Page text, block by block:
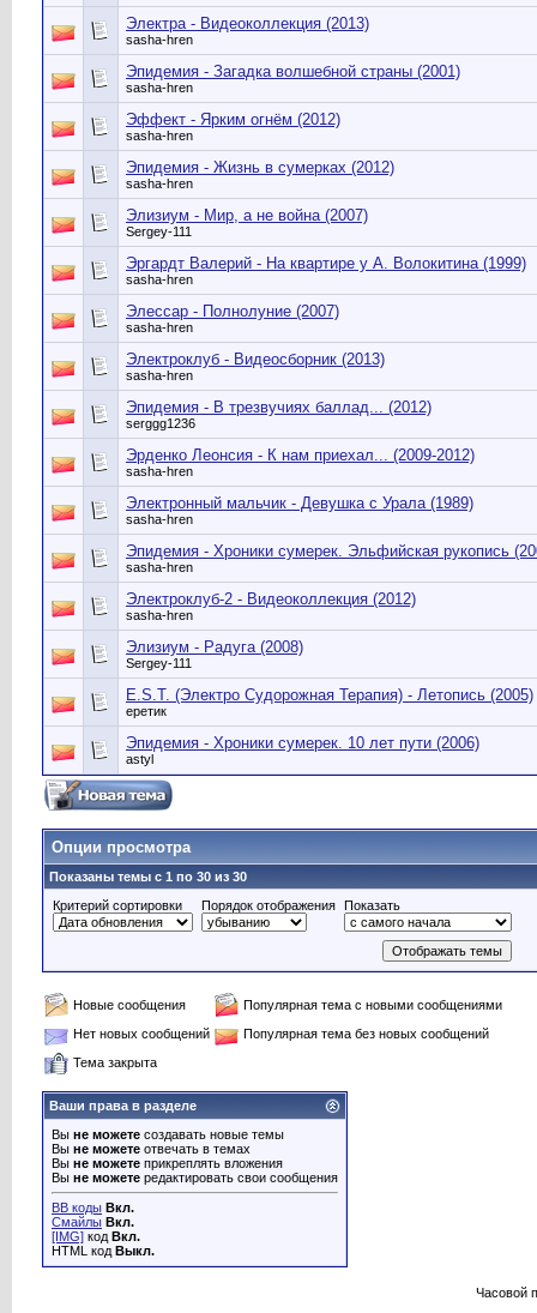
Электра - Видеоколлекция (2013)
sasha-hren
Эпидемия - Загадка волшебной страны (2001)
sasha-hren
Эффект - Ярким огнём (2012)
sasha-hren
Эпидемия - Жизнь в сумерках (2012)
sasha-hren
Элизиум - Мир, а не война (2007)
Sergey-111
Эргардт Валерий - На квартире у А. Волокитина (1999)
sasha-hren
Элессар - Полнолуние (2007)
sasha-hren
Электроклуб - Видеосборник (2013)
sasha-hren
Эпидемия - В трезвучиях баллад... (2012)
serggg1236
Эрденко Леонсия - К нам приехал... (2009-2012)
sasha-hren
Электронный мальчик - Девушка с Урала (1989)
sasha-hren
Эпидемия - Хроники сумерек. Эльфийская рукопись
sasha-hren
Электроклуб-2 - Видеоколлекция (2012)
sasha-hren
Элизиум - Радуга (2008)
Sergey-111
E.S.T. (Электро Судорожная Терапия) - Летопись (2005)
еретик
Эпидемия - Хроники сумерек. 10 лет пути (2006)
astyl
Опции просмотра
Показаны темы с 1 по 30 из 30
Критерий сортировки
Порядок отображения Показать
Новые сообщения
Популярная тема с новыми сообщениями
Нет новых сообщений
Популярная тема без новых сообщений
Тема закрыта
Ваши права в разделе
Вы не можете создавать новые темы
Вы не можете отвечать в темах
Вы не можете прикреплять вложения
Вы не можете редактировать свои сообщения
BB коды Вкл.
Смайлы Вкл.
[IMG] код Вкл.
HTML код Выкл.
Часовой